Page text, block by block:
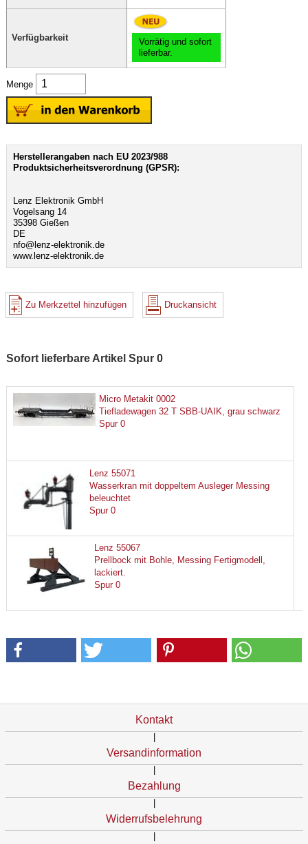
Verfügbarkeit
Vorrätig und sofort
lieferbar.
Menge
Herstellerangaben nach EU 2023/988
Produktsicherheitsverordnung (GPSR):
Lenz Elektronik GmbH
Vogelsang 14
35398 Gießen
DE
nfo@lenz-elektronik.de
www.lenz-elektronik.de
Zu Merkzettel hinzufügen Druckansicht
Sofort lieferbare Artikel Spur 0
Micro Metakit 0002
Tiefladewagen 32 T SBB-UAIK, grau schwarz
Spur 0
Lenz 55071
Wasserkran mit doppeltem Ausleger Messing
beleuchtet
Spur 0
Lenz 55067
Prellbock mit Bohle, Messing Fertigmodell,
lackiert.
Spur 0
Kontakt
Versandinformation
Bezahlung
Widerrufsbelehrung